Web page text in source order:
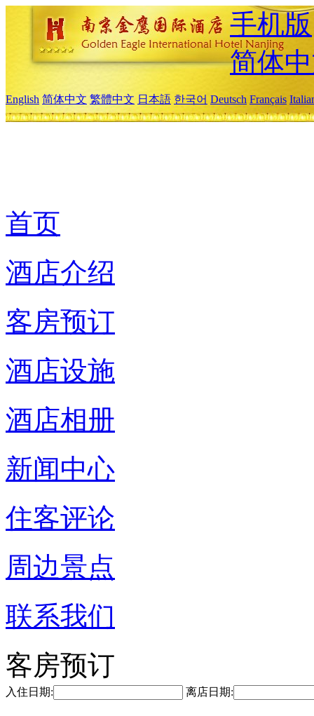
手机版
简体
English 简体中文 繁體中文 日本語 한국어 Deutsch Français
首页
酒店介绍
客房预订
酒店设施
酒店相册
新闻中心
住客评论
周边景点
联系我们
客房预订
入住日期: 离店日期: